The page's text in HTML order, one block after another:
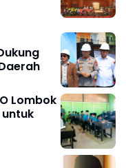
Lombok
untuk